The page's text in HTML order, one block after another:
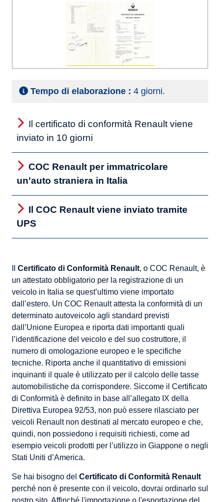
Tempo di elaborazione : 4 giorni.
Il certificato di conformità Renault viene
inviato in 10 giorni
COC Renault per immatricolare
un'auto straniera in Italia
Il COC Renault viene inviato tramite
UPS
Certificato di Conformità Renault, o COC Renault, è
un attestato obbligatorio per la registrazione di un
veicolo in Italia se quest’ultimo viene importato
dall’estero. Un COC Renault attesta la conformità di un
determinato autoveicolo agli standard previsti
dall’Unione Europea e riporta dati importanti quali
l’identificazione del veicolo e del suo costruttore, il
numero di omologazione europeo e le specifiche
tecniche. Riporta anche il quantitativo di emissioni
inquinanti il quale è utilizzato per il calcolo delle tasse
automobilistiche da corrispondere. Siccome il Certificato
di Conformità è definito in base all’allegato IX della
Direttiva Europea 92/53, non può essere rilasciato per
veicoli Renault non destinati al mercato europeo e che,
quindi, non possiedono i requisiti richiesti, come ad
esempio veicoli prodotti per l’utilizzo in Giappone o negli
Stati Uniti d’America.
Se hai bisogno del Certificato di Conformità Renault
perché non è presente con il veicolo, dovrai ordinarlo sul
nostro sito. Affinché l'importazione o l'esportazione del